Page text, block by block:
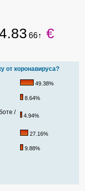
66↑ €
от коронавируса?
49.38%
8.64%
/
4.94%
27.16%
9.88%